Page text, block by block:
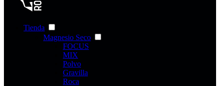
Tienda
Magnesio Seco
FOCUS
MIX
Polvo
Gravilla
Roca